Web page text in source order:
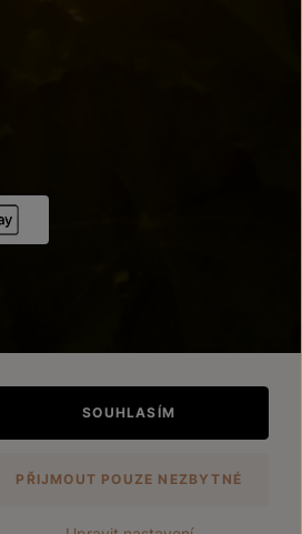
SOUHLASÍM
PŘIJMOUT POUZE NEZBYTNÉ